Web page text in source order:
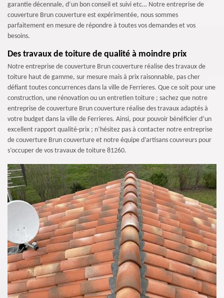
garantie décennale, d’un bon conseil et suivi etc… Notre entreprise de
couverture Brun couverture est expérimentée, nous sommes
parfaitement en mesure de répondre à toutes vos demandes et vos
besoins.
Des travaux de toiture de qualité à moindre prix
Notre entreprise de couverture Brun couverture réalise des travaux de
toiture haut de gamme, sur mesure mais à prix raisonnable, pas cher
défiant toutes concurrences dans la ville de Ferrieres. Que ce soit pour une
construction, une rénovation ou un entretien toiture ; sachez que notre
entreprise de couverture Brun couverture réalise des travaux adaptés à
votre budget dans la ville de Ferrieres. Ainsi, pour pouvoir bénéficier d’un
excellent rapport qualité-prix ; n’hésitez pas à contacter notre entreprise
de couverture Brun couverture et notre équipe d’artisans couvreurs pour
s’occuper de vos travaux de toiture 81260.